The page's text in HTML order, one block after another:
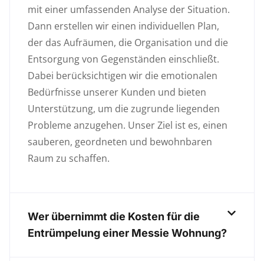
mit einer umfassenden Analyse der Situation.
Dann erstellen wir einen individuellen Plan,
der das Aufräumen, die Organisation und die
Entsorgung von Gegenständen einschließt.
Dabei berücksichtigen wir die emotionalen
Bedürfnisse unserer Kunden und bieten
Unterstützung, um die zugrunde liegenden
Probleme anzugehen. Unser Ziel ist es, einen
sauberen, geordneten und bewohnbaren
Raum zu schaffen.
Wer übernimmt die Kosten für die
Entrümpelung einer Messie Wohnung?